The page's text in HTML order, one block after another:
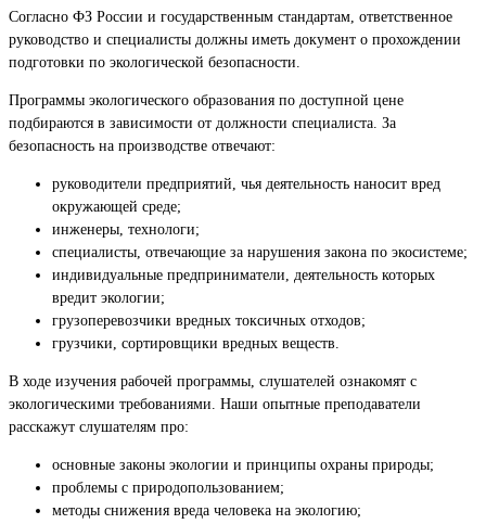
Согласно ФЗ России и государственным стандартам, ответственное
руководство и специалисты должны иметь документ о прохождении
подготовки по экологической безопасности.
Программы экологического образования по доступной цене
подбираются в зависимости от должности специалиста. За
безопасность на производстве отвечают:
руководители предприятий, чья деятельность наносит вред
окружающей среде;
инженеры, технологи;
специалисты, отвечающие за нарушения закона по экосистеме;
индивидуальные предприниматели, деятельность которых
вредит экологии;
грузоперевозчики вредных токсичных отходов;
грузчики, сортировщики вредных веществ.
В ходе изучения рабочей программы, слушателей ознакомят с
экологическими требованиями. Наши опытные преподаватели
расскажут слушателям про:
основные законы экологии и принципы охраны природы;
проблемы с природопользованием;
методы снижения вреда человека на экологию;